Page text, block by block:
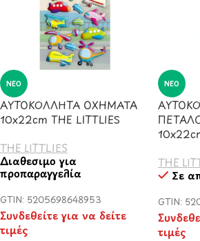
ΝΈΟ
ΑΥΤΟΚΟΛΛΗΤΑ ΟΧΗΜΑΤΑ
10x22cm THE LITTLIES
THE LITTLIES
Διαθέσιμο για
προπαραγγελία
GTIN: 5205698648953
Συνδεθείτε για να δείτε
τιμές
ΝΈΟ
THE
Σε
GTIN:
τιμές